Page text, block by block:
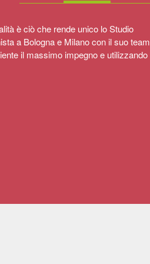
è ciò che rende unico lo Studio
a Bologna e Milano con il suo team
il massimo impegno e utilizzando